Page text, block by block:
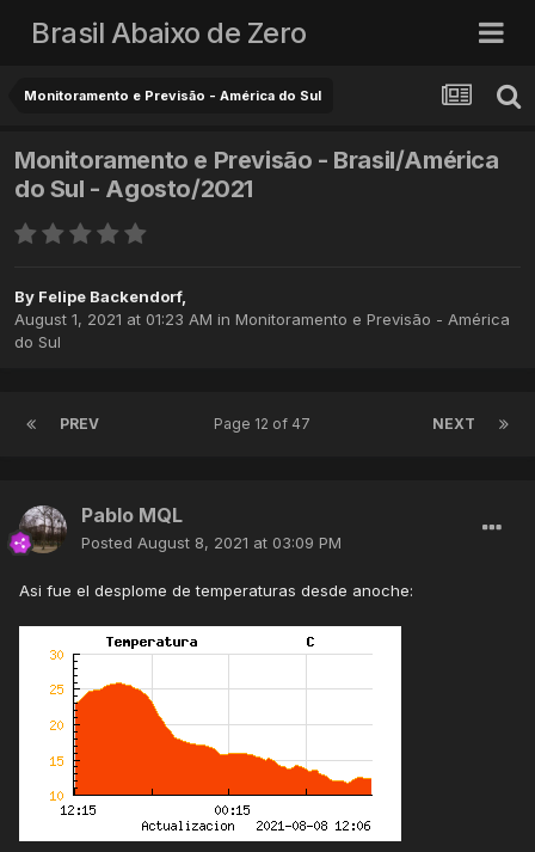
Brasil Abaixo de Zero
Monitoramento e Previsão - América do Sul
Monitoramento e Previsão - Brasil/América
do Sul - Agosto/2021
By Felipe Backendorf,
August 1, 2021 at 01:23 AM in Monitoramento e Previsão - América
do Sul
PREV NEXT
Page 12 of 47
Pablo MQL
Posted August 8, 2021 at 03:09 PM
Asi fue el desplome de temperaturas desde anoche: